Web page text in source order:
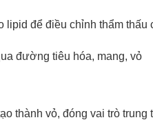
lipid để điều chỉnh thẩm thấu
đường tiêu hóa, mang, vỏ
thành vỏ, đóng vai trò